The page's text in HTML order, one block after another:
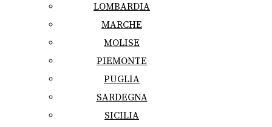
LOMBARDIA
MARCHE
MOLISE
PIEMONTE
PUGLIA
SARDEGNA
SICILIA